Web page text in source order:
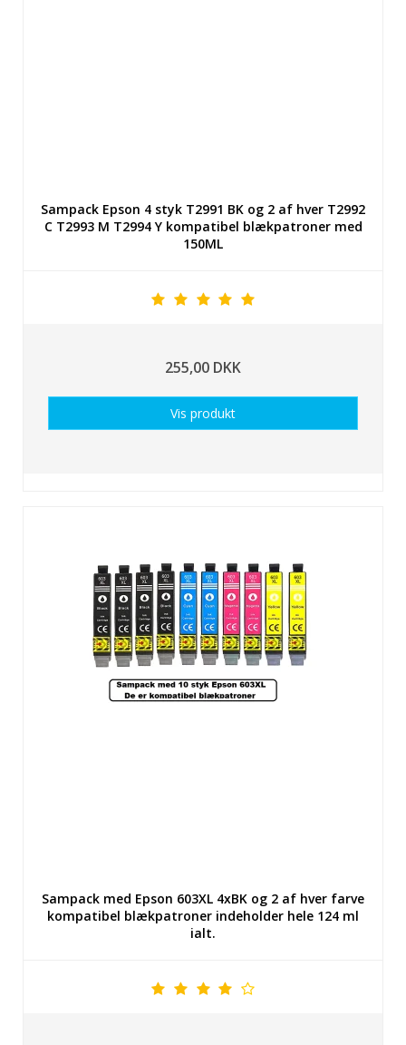
Sampack Epson 4 styk T2991 BK og 2 af hver T2992
C T2993 M T2994 Y kompatibel blækpatroner med
150ML
255,00 DKK
Vis produkt
Sampack med Epson 603XL 4xBK og 2 af hver farve
kompatibel blækpatroner indeholder hele 124 ml
ialt.